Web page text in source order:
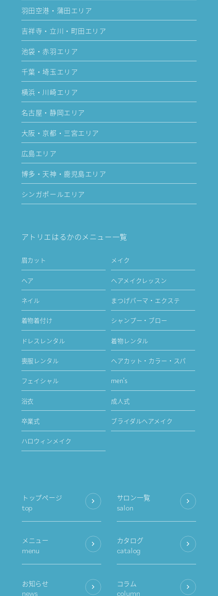
羽田空港・蒲田エリア
吉祥寺・立川・町田エリア
池袋・赤羽エリア
千葉・埼玉エリア
横浜・川崎エリア
名古屋・静岡エリア
大阪・京都・三宮エリア
広島エリア
博多・天神・鹿児島エリア
シンガポールエリア
アトリエはるかのメニュー一覧
眉カット メイク
ヘア ヘアメイクレッスン
ネイル まつげパーマ・エクステ
着物着付け シャンプー・ブロー
ドレスレンタル 着物レンタル
喪服レンタル ヘアカット・カラー・スパ
フェイシャル men's
浴衣 成人式
卒業式 ブライダルヘアメイク
ハロウィンメイク
トップページ
top
サロン一覧
salon
メニュー
menu
カタログ
catalog
お知らせ
news
コラム
column